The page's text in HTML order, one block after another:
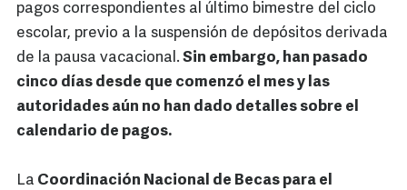
pagos correspondientes al último bimestre del ciclo
escolar, previo a la suspensión de depósitos derivada
de la pausa vacacional. Sin embargo, han pasado
cinco días desde que comenzó el mes y las
autoridades aún no han dado detalles sobre el
calendario de pagos.
La Coordinación Nacional de Becas para el